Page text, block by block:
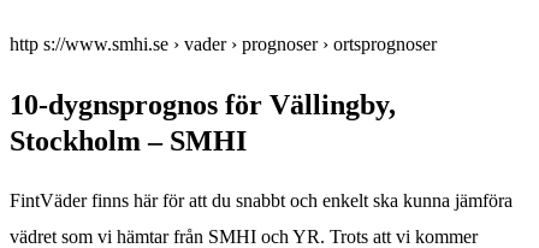
http s://www.smhi.se › vader › prognoser › ortsprognoser
10-dygnsprognos för Vällingby,
Stockholm – SMHI
FintVäder finns här för att du snabbt och enkelt ska kunna jämföra
vädret som vi hämtar från SMHI och YR. Trots att vi kommer